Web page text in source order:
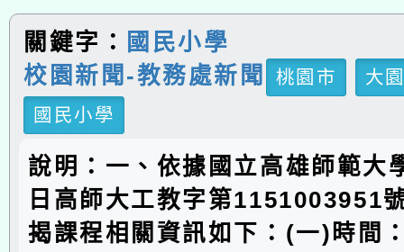
關鍵字：
國民小學
校園新聞-教務處新聞
桃園市
大
國民小學
說明：一、依據國立高雄師範大
日高師大工教字第1151003951
揭課程相關資訊如下：(一)時間